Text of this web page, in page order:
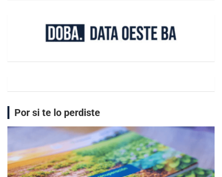
Por si te lo perdiste